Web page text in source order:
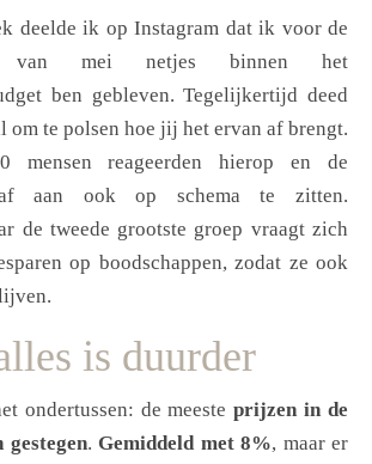
van mei netjes binnen het
ben gebleven. Tegelijkertijd deed
om te polsen hoe jij het ervan af brengt.
mensen reageerden hierop en de
aan ook op schema te zitten.
de tweede grootste groep vraagt zich
op boodschappen, zodat ze ook
is duurder
ondertussen: de meesteprijzen in de
.Gemiddeld met 8%, maar er